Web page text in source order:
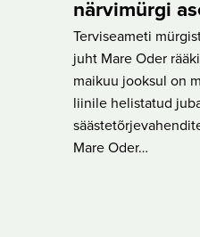
närvimürgi
Terviseameti
juht Mare Oder
maikuu jooksul on
liinile helistatud
Mare Oder…